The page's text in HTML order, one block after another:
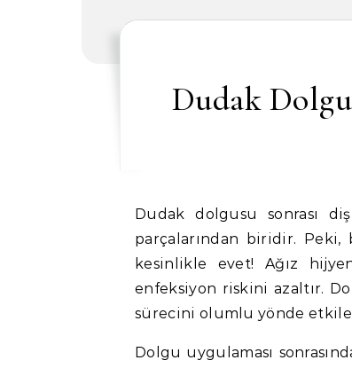
Dudak
Dudak dolgusu sonrası diş fırçalama alışkanlıkları, iyileşme sürecinin en önemli
parçalarından biridir.
kesinlikle evet! Ağız
enfeksiyon riskini azaltır.
sürecini olumlu yönde
Dolgu uygulaması